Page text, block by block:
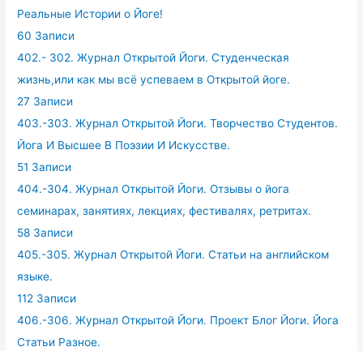
Реальные Истории о Йоге!
60 Записи
402.- 302. Журнал Открытой Йоги. Студенческая
жизнь,или как мы всё успеваем в Открытой йоге.
27 Записи
403.-303. Журнал Открытой Йоги. Творчество Студентов.
Йога И Высшее В Поэзии И Искусстве.
51 Записи
404.-304. Журнал Открытой Йоги. Отзывы о йога
семинарах, занятиях, лекциях, фестивалях, ретритах.
58 Записи
405.-305. Журнал Открытой Йоги. Статьи на английском
языке.
112 Записи
406.-306. Журнал Открытой Йоги. Проект Блог Йоги. Йога
Статьи Разное.